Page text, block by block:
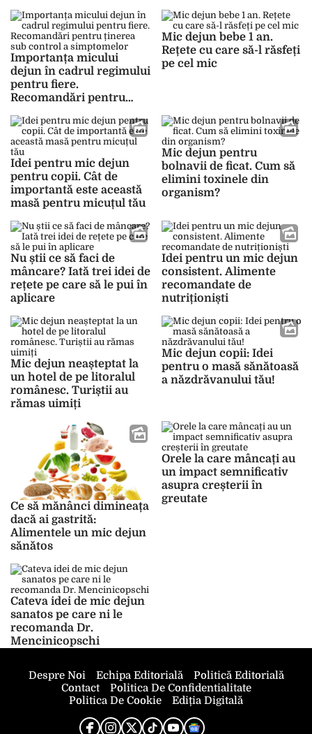
Importanța micului
dejun în cadrul regimului
pentru fiere.
Recomandări pentru
simptomelor
Mic dejun bebe 1 an.
Rețete cu care să-l răsfeți
pe cel mic
Idei pentru mic dejun
pentru copii. Cât de
importantă este această
masă pentru micuțul tău
Mic dejun pentru
bolnavii de ficat. Cum să
elimini toxinele din
organism?
Nu știi ce să faci de
mâncare? Iată trei idei de
rețete pe care să le pui în
aplicare
Idei pentru un mic dejun
consistent. Alimente
recomandate de
nutriționiști
Mic dejun neașteptat la
un hotel de pe litoralul
românesc. Turiștii au
rămas uimiți
Mic dejun copii: Idei
pentru o masă sănătoasă
a năzdrăvanului tău!
Ce să mănânci dimineața
dacă ai gastrită:
Alimentele un mic dejun
sănătos
Orele la care mâncați au
un impact semnificativ
asupra creșterii în
greutate
Cateva idei de mic dejun
sanatos pe care ni le
recomanda Dr.
Mencinicopschi
Despre Noi Echipa Editorială
Politică Editorială
Contact
Politica De Confidentialitate
Politica De Cookie
Ediția Digitală